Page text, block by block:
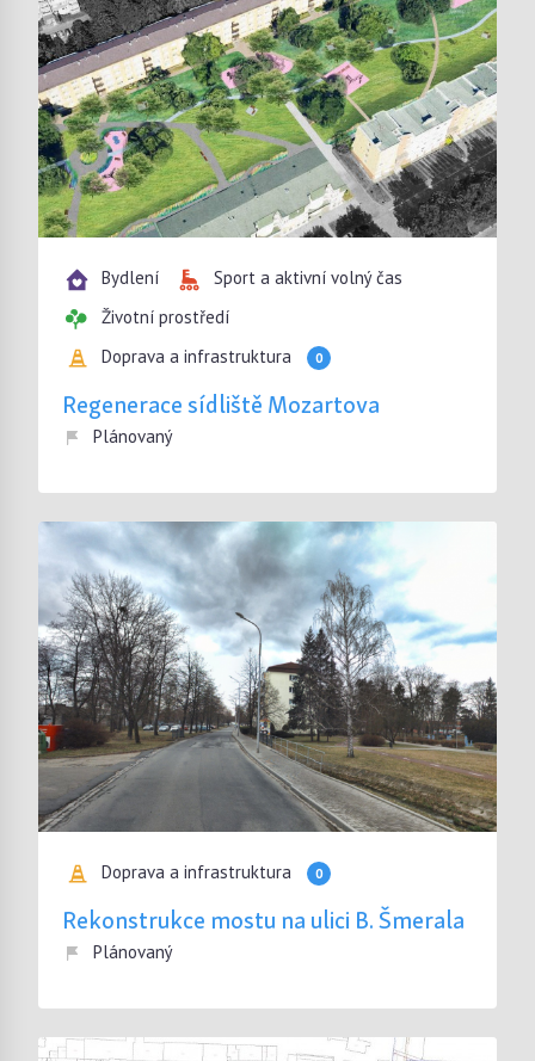
Bydlení
Sport a aktivní volný čas
Životní prostředí
Doprava a infrastruktura
0
Regenerace sídliště Mozartova
Plánovaný
Doprava a infrastruktura 0
Rekonstrukce mostu na ulici B. Šmerala
Plánovaný